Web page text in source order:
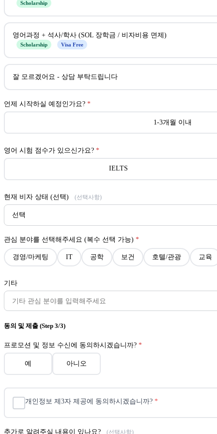
Scholarship
영어과정 + 석사/학사 (SOL 장학금 / 비자비용 면제)
Scholarship Visa Free
잘 모르겠어요 - 상담 부탁드립니다
언제 시작하실 예정인가요? *
1-3개월 이내
영어 시험 점수가 있으신가요? *
IELTS
현재 비자 상태 (선택) (선택사항)
관심 분야를 선택해주세요 (복수 선택 가능) *
경영/마케팅 IT 공학 보건 호텔/관광 교육
기타
동의 및 제출 (Step 3/3)
프로모션 및 정보 수신에 동의하시겠습니까? *
예 아니오
개인정보 제3자 제공에 동의하시겠습니까? *
추가로 알려주실 내용이 있나요? (선택사항)